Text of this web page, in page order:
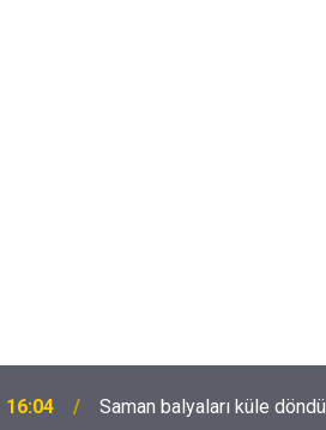
16:04 Saman balyaları küle döndü